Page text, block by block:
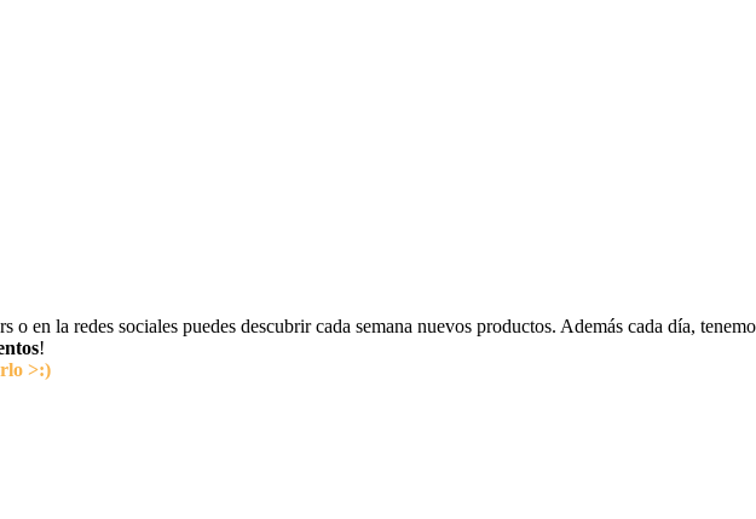
en la redes sociales puedes descubrir cada semana nuevos productos. Además cada día,
!
>:)